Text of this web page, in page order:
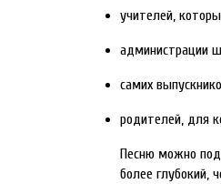
учителей,
администрации
самих
родителей, для
Песню можно
более глубокий,